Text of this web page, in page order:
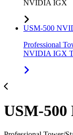
NVIDIA IGX
USM-500
Professional
NVIDIA IGX
USM-